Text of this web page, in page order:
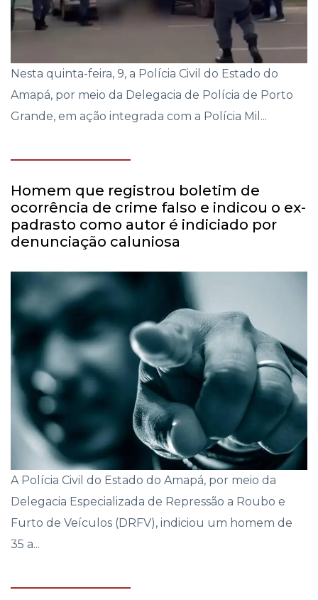
Nesta quinta-feira, 9, a Polícia Civil do Estado do
Amapá, por meio da Delegacia de Polícia de Porto
Grande, em ação integrada com a Polícia Mil...
Homem que registrou boletim de
ocorrência de crime falso e indicou o ex-
padrasto como autor é indiciado por
denunciação caluniosa
A Polícia Civil do Estado do Amapá, por meio da
Delegacia Especializada de Repressão a Roubo e
Furto de Veículos (DRFV), indiciou um homem de
35 a...